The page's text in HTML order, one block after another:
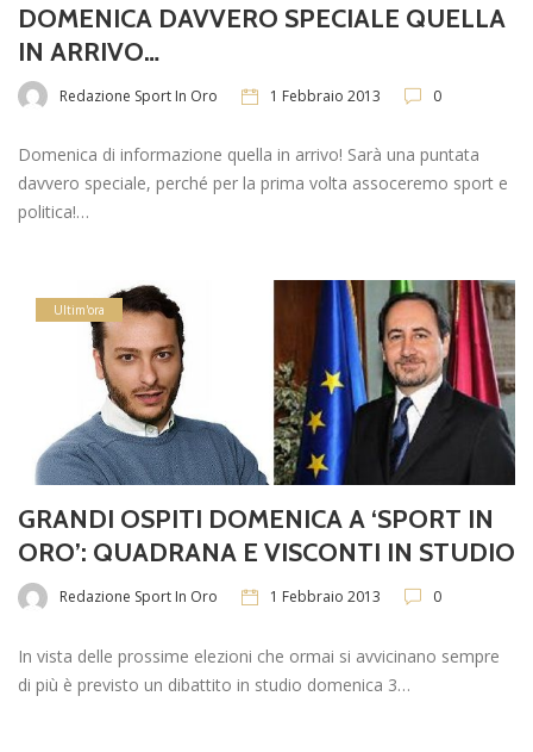
DOMENICA DAVVERO SPECIALE QUELLA
IN ARRIVO…
Redazione Sport In Oro 1 Febbraio 2013 0
Domenica di informazione quella in arrivo! Sarà una puntata
davvero speciale, perché per la prima volta assoceremo sport e
politica!…
Ultim'ora
GRANDI OSPITI DOMENICA A ‘SPORT IN
ORO’: QUADRANA E VISCONTI IN STUDIO
Redazione Sport In Oro 1 Febbraio 2013 0
In vista delle prossime elezioni che ormai si avvicinano sempre
di più è previsto un dibattito in studio domenica 3…